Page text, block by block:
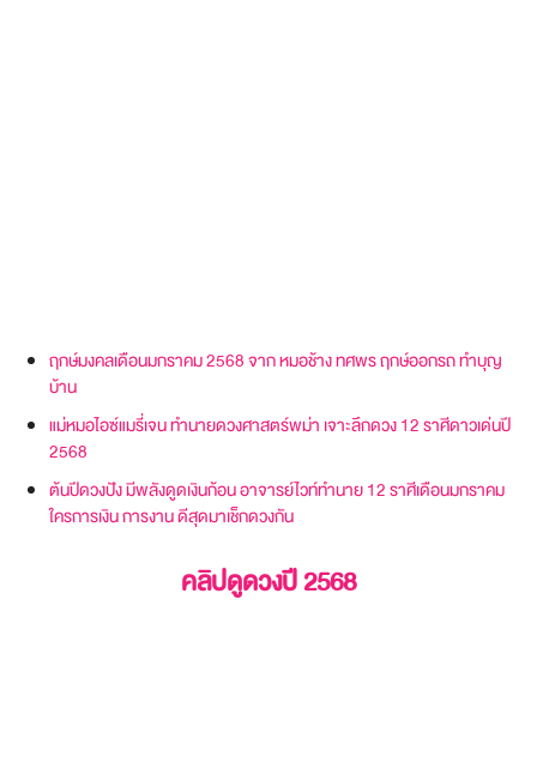
ฤกษ์มงคลเดือนมกราคม 2568 จาก หมอช้าง ทศพร ฤกษ์ออกรถ ทำบุญ
บ้าน
แม่หมอไอซ์แมรี่เจน ทำนายดวงศาสตร์พม่า เจาะลึกดวง 12 ราศีดาวเด่นปี
2568
ต้นปีดวงปัง มีพลังดูดเงินก้อน อาจารย์ไวท์ทำนาย 12 ราศีเดือนมกราคม
ใครการเงิน การงาน ดีสุดมาเช็กดวงกัน
คลิปดูดวงปี 2568